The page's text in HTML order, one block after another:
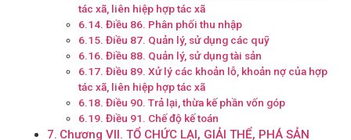
tác xã, liên hiệp hợp tác xã
Điều 86. Phân phối thu nhập
Điều 87. Quản lý, sử dụng các quỹ
Điều 88. Quản lý, sử dụng tài sản
Điều 89. Xử lý các khoản lỗ, khoản nợ của hợp
tác xã, liên hiệp hợp tác xã
Điều 90. Trả lại, thừa kế phần vốn góp
Điều 91. Chế độ kế toán
Chương VII. TỔ CHỨC LẠI, GIẢI THỂ, PHÁ SẢN